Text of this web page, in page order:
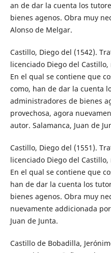
an de dar la cuenta los
bienes agenos. Obra muy
Alonso de Melgar.
Castillo, Diego del (1542).
licenciado Diego del
En el qual se contiene que
como, han de dar la cuenta
administradores de bienes
provechosa, agora
autor. Salamanca, Juan de
Castillo, Diego del (1551).
licenciado Diego del
En el qual se contiene que
han de dar la cuenta los
bienes agenos. Obra muy
nuevamente addicionada
Juan de Junta.
Castillo de Bobadilla,